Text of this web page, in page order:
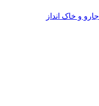
جارو و خاک انداز